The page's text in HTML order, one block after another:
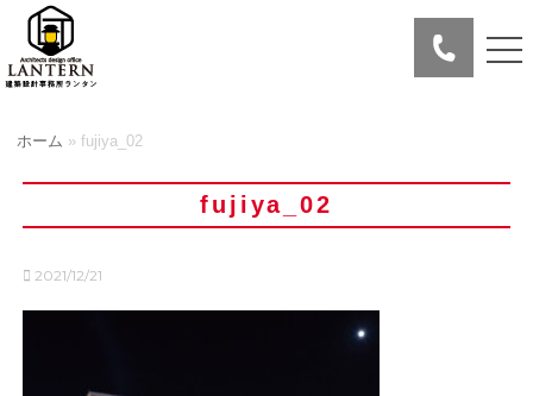
ホーム » fujiya_02
fujiya_02
2021/12/21